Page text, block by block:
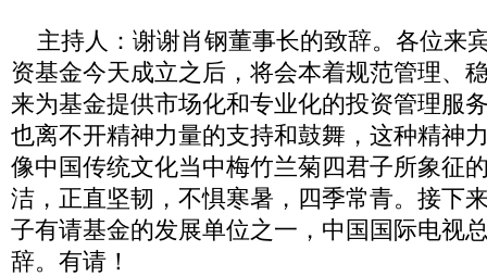
主持人：谢谢肖钢董事长的致辞。各位来
资基金今天成立之后，将会本着规范管理、
来为基金提供市场化和专业化的投资管理服
也离不开精神力量的支持和鼓舞，这种精神
像中国传统文化当中梅竹兰菊四君子所象征
洁，正直坚韧，不惧寒暑，四季常青。接下
子有请基金的发展单位之一，中国国际电视
辞。有请！